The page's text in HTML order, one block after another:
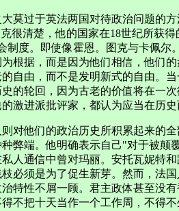
过于英法两国对待政治问题的方
很清楚，他的国家在18世纪所获
制度。即使像霍恩。图克与卡佩
根据，而是因为他们相信，他们
自由，而不是发明新式的自由。
的轮回，因为古老的价值将在一
激进派批评家，都认为应当在历
他们的政治历史所积累起来的全
种弊端。他明确表示自己"对于被
人通信中曾对玛丽。安托瓦妮特
必须是为了促生新芽。然而，法
特性不屑一顾。君主政体甚至没
不把十天当作一个工作周，不得